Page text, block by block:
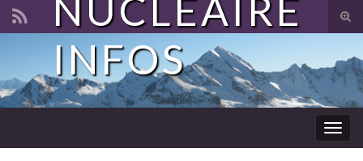
Search for:
NUCLÉAIRE
INFOS